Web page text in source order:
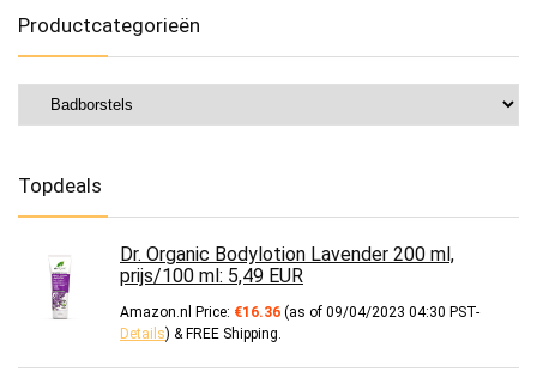
Productcategorieën
Topdeals
Dr. Organic Bodylotion Lavender 200 ml,
prijs/100 ml: 5,49 EUR
Amazon.nl Price: €16.36 (as of 09/04/2023 04:30 PST-
Details) & FREE Shipping.